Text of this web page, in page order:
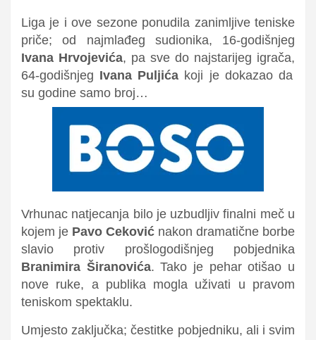
Liga je i ove sezone ponudila zanimljive teniske
priče; od najmlađeg sudionika, 16-godišnjeg
Ivana Hrvojevića, pa sve do najstarijeg igrača,
64-godišnjeg Ivana Puljića koji je dokazao da
su godine samo broj…
Vrhunac natjecanja bilo je uzbudljiv finalni meč u
kojem je Pavo Ceković nakon dramatične borbe
slavio protiv prošlogodišnjeg pobjednika
Branimira Širanovića. Tako je pehar otišao u
nove ruke, a publika mogla uživati u pravom
teniskom spektaklu.
Umjesto zaključka; čestitke pobjedniku, ali i svim